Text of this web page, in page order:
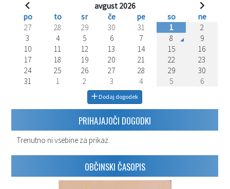
avgust 2026
po
to sr če pe so
ne
27
28 29 30 31 1
2
3
4 5 6 7 8
9
10
11 12 13 14 15
16
17
18 19 20 21 22
23
24
25 26 27 28 29
30
31
1 2 3 4 5 6
Dodaj dogodek
PRIHAJAJOČI DOGODKI
Trenutno ni vsebine za prikaz.
OBČINSKI ČASOPIS